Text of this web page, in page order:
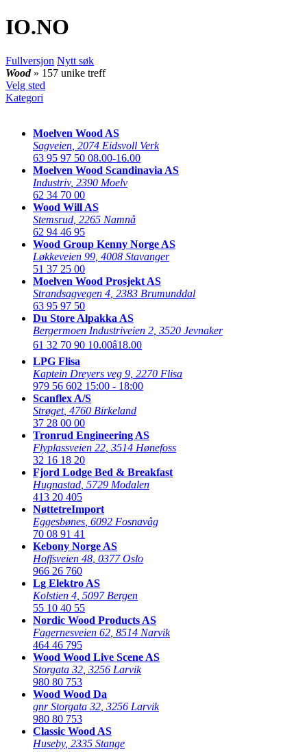
IO.NO
Fullversjon Nytt søk
Wood » 157 unike treff
Velg sted
Kategori
Moelven Wood AS
Sagveien 2074 Eidsvoll Verk
63 95 97 50 08.00-16.00
Moelven Wood Scandinavia AS
Industriv, 2390 Moelv
62 34 70 00
Wood Will AS
Stemsrud 2265 Namnå
62 94 46 95
Wood Group Kenny Norge AS
Løkkeveien 99 4008 Stavanger
51 37 25 00
Moelven Wood Prosjekt AS
Strandsagvegen 4 2383 Brumunddal
63 95 97 50
Du Store Alpakka AS
Bergermoen Industriveien 2 3520 Jevnaker
61 32 70 90 10.00â18.00
LPG Flisa
Kaptein Dreyers veg 9 2270 Flisa
979 56 602 15:00 - 18:00
Scanflex A/S
Strøget, 4760 Birkeland
37 28 00 00
Tronrud Engineering AS
Flyplassveien 22 3514 Hønefoss
32 16 18 20
Fjord Lodge Bed & Breakfast
Hugnastad 5729 Modalen
413 20 405
NøttetreImport
Eggesbønes 6092 Fosnavåg
70 08 91 41
Kebony Norge AS
Hoffsveien 48 0377 Oslo
966 26 760
Lg Elektro AS
Kolstien 4 5097 Bergen
55 10 40 55
Nordic Wood Products AS
Fagernesveien 62 8514 Narvik
464 46 795
Wood Wood Live Scene AS
Storgata 32 3256 Larvik
980 80 753
Wood Wood Da
gnr Storgata 32 3256 Larvik
980 80 753
Classic Wood AS
Huseby, 2335 Stange